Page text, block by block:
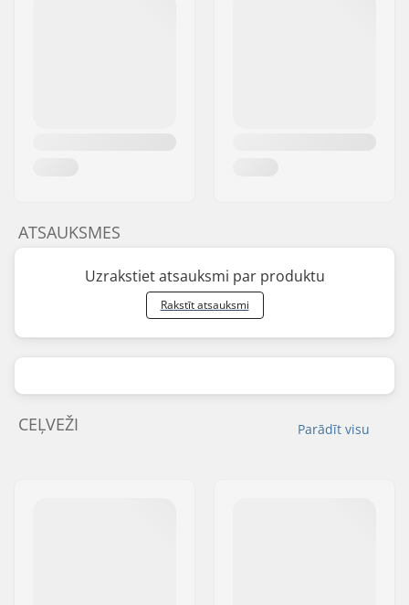
ATSAUKSMES
Uzrakstiet atsauksmi par produktu
Rakstīt atsauksmi
Parādīt visu
CEĻVEŽI